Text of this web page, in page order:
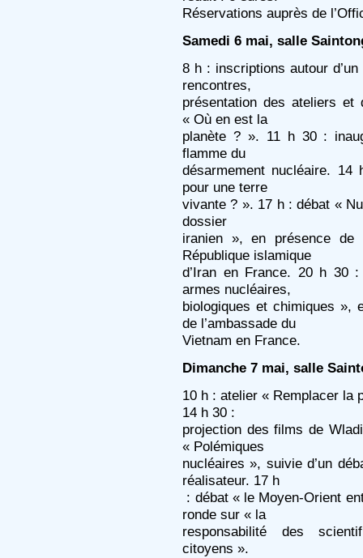
Réservations auprès de
Samedi 6 mai, salle
8 h : inscriptions autour
rencontres,
présentation des ateliers
« Où en est la
planète ? ». 11 h 30 :
flamme du
désarmement nucléaire.
pour une terre
vivante ? ». 17 h : débat «
dossier
iranien », en présence de
République islamique
d’Iran en France. 20 h 30
armes nucléaires,
biologiques et chimiques »,
de l’ambassade du
Vietnam en France.
Dimanche 7 mai, salle
10 h : atelier « Remplacer la
14 h 30 :
projection des films de
« Polémiques
nucléaires », suivie d’un
réalisateur. 17 h
: débat « le Moyen-Orient
ronde sur « la
responsabilité des
citoyens ».